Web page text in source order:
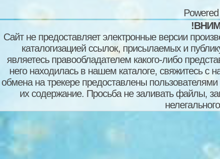
Сайт не предоставляет электронные версии
каталогизацией ссылок, присылаемых и
являетесь правообладателем какого-либо
него находилась в нашем каталоге, свяжитесь
обмена на трекере предоставлены пользователями
их содержание. Просьба не заливать файлы,